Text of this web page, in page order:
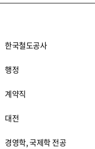
한국철도공사
행정
계약직
대전
경영학, 국제학 전공